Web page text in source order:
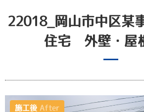
22018_岡山市中区某
住宅 外壁・屋
施工後 After